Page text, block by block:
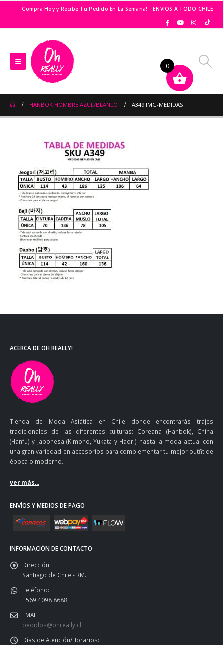
Compra Hoy y Recibe Tu Pedido En La Semana! - ENVÍOS A TODO CHILE
HANBOK HOMBRE AZUL/BLANCO A349 IMG-MEDIDAS
ACERCA DE OH REALLY!
Tienda de Moda Asiática en Chile donde encontrarás trajes
tradicionales de las diferentes culturas: Coreana (Hanbok), China
(Hanfu) y Japonesa (Kimono, Yukata y Haori) hasta la moda actual con
una gran variedad en accesorios para complementar tu mejor outfit de
época o moderno.
ver más...
ENVÍOS Y MEDIOS DE PAGO
INFORMACIÓN DE CONTACTO
Dirección:
Santiago de Chile - RM.
Teléfono:
+569 4098 8688
EMAIL:
pedidos@ohreally.cl
Días de Atención/Horarios:
0